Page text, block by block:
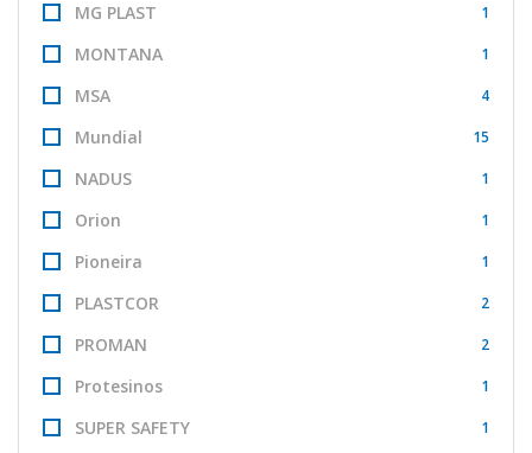
MG PLAST 1
MONTANA 1
MSA 4
Mundial 15
NADUS 1
Orion 1
Pioneira 1
PLASTCOR 2
PROMAN 2
Protesinos 1
SUPER SAFETY 1